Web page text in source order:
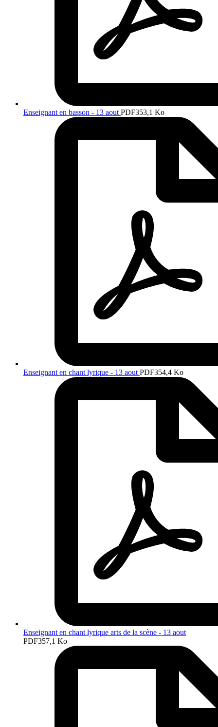
Enseignant en basson - 13 aout PDF353,1 Ko
Enseignant en chant lyrique - 13 aout PDF354,4 Ko
Enseignant en chant lyrique arts de la scène - 13 aout
PDF357,1 Ko